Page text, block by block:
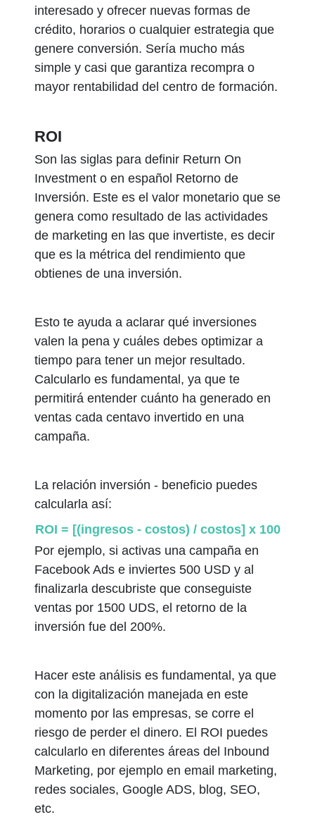
interesado y ofrecer nuevas formas de
crédito, horarios o cualquier estrategia que
genere conversión. Sería mucho más
simple y casi que garantiza recompra o
mayor rentabilidad del centro de formación.
ROI
Son las siglas para definir Return On
Investment o en español Retorno de
Inversión. Este es el valor monetario que se
genera como resultado de las actividades
de marketing en las que invertiste, es decir
que es la métrica del rendimiento que
obtienes de una inversión.
Esto te ayuda a aclarar qué inversiones
valen la pena y cuáles debes optimizar a
tiempo para tener un mejor resultado.
Calcularlo es fundamental, ya que te
permitirá entender cuánto ha generado en
ventas cada centavo invertido en una
campaña.
La relación inversión - beneficio puedes
calcularla así:
ROI = [(ingresos - costos) / costos] x 100
Por ejemplo, si activas una campaña en
Facebook Ads e inviertes 500 USD y al
finalizarla descubriste que conseguiste
ventas por 1500 UDS, el retorno de la
inversión fue del 200%.
Hacer este análisis es fundamental, ya que
con la digitalización manejada en este
momento por las empresas, se corre el
riesgo de perder el dinero. El ROI puedes
calcularlo en diferentes áreas del Inbound
Marketing, por ejemplo en email marketing,
redes sociales, Google ADS, blog, SEO,
etc.